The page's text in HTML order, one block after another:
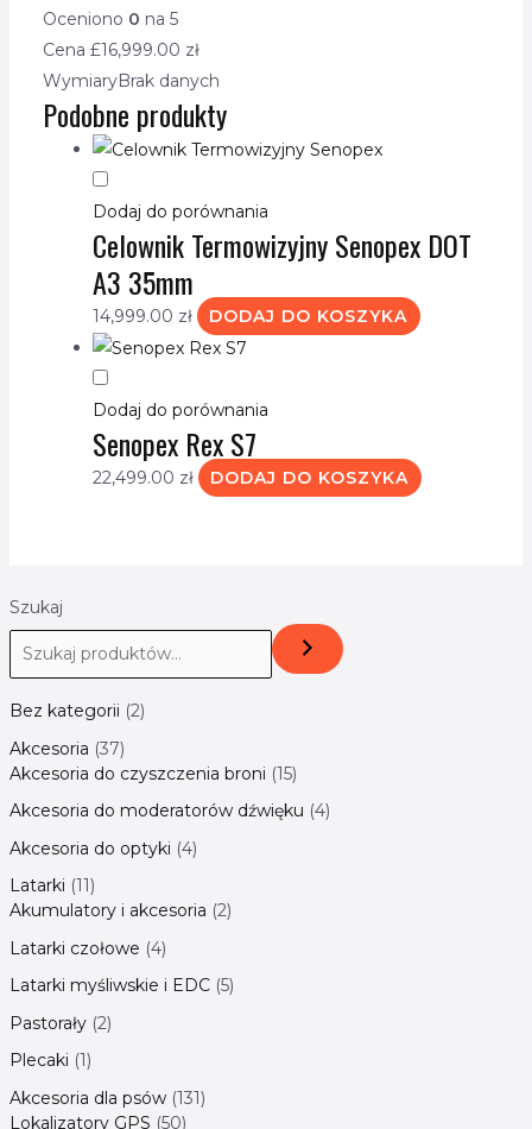
Szukaj
Bez kategorii 2
Akcesoria 37
Akcesoria do czyszczenia broni 15
Akcesoria do moderatorów dźwięku 4
Akcesoria do optyki 4
Latarki 11
Akumulatory i akcesoria 2
Latarki czołowe 4
Latarki myśliwskie i EDC 5
Pastorały 2
Plecaki 1
Akcesoria dla psów 131
Lokalizatory GPS 50
Oceniono 0 na 5
Cena £16,999.00 zł
WymiaryBrak danych
Podobne produkty
Dodaj do porównania
Celownik Termowizyjny Senopex DOT
A3 35mm
14,999.00 zł DODAJ DO KOSZYKA
Dodaj do porównania
Senopex Rex S7
22,499.00 zł DODAJ DO KOSZYKA